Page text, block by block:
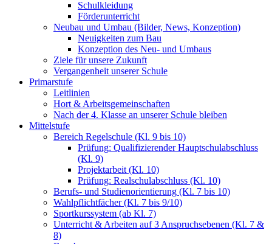
Schulkleidung
Förderunterricht
Neubau und Umbau (Bilder, News, Konzeption)
Neuigkeiten zum Bau
Konzeption des Neu- und Umbaus
Ziele für unsere Zukunft
Vergangenheit unserer Schule
Primarstufe
Leitlinien
Hort & Arbeitsgemeinschaften
Nach der 4. Klasse an unserer Schule bleiben
Mittelstufe
Bereich Regelschule (Kl. 9 bis 10)
Prüfung: Qualifizierender Hauptschulabschluss
(Kl. 9)
Projektarbeit (Kl. 10)
Prüfung: Realschulabschluss (Kl. 10)
Berufs- und Studienorientierung (Kl. 7 bis 10)
Wahlpflichtfächer (Kl. 7 bis 9/10)
Sportkurssystem (ab Kl. 7)
Unterricht & Arbeiten auf 3 Anspruchsebenen (Kl. 7 &
8)